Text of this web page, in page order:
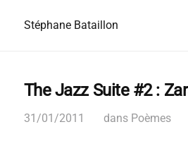
Stéphane Bataillon
The Jazz Suite #2 :
31/01/2011 dans Poèmes